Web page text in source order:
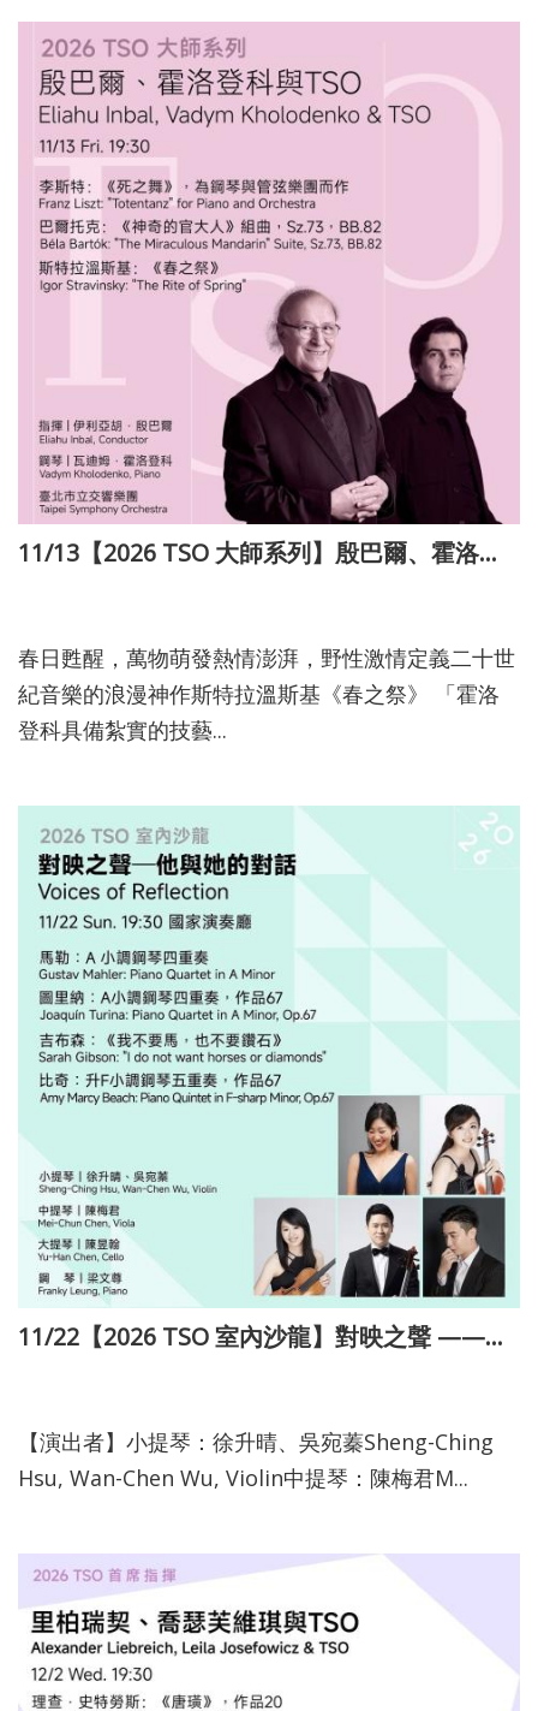
11/13【2026 TSO 大師系列】殷巴爾、霍洛登科與TSO
春日甦醒，萬物萌發熱情澎湃，野性激情定義二十世
紀音樂的浪漫神作斯特拉溫斯基《春之祭》 「霍洛
登科具備紮實的技藝...
11/22【2026 TSO 室內沙龍】對映之聲 ——他與她的音樂對話
【演出者】小提琴：徐升晴、吳宛蓁Sheng-Ching
Hsu, Wan-Chen Wu, Violin中提琴：陳梅君M...